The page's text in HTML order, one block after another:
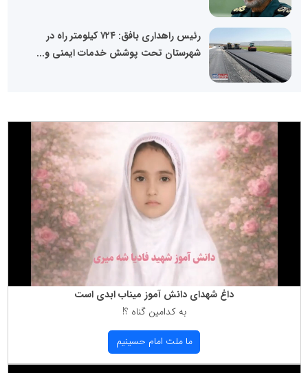
رئیس راهداری بافق: ۷۲۴ کیلومتر راه در
شهرستان تحت پوشش خدمات ایمنی و...
داغ شهدای دانش آموز میناب ابدی است
به كدامین گناه ؟!
ما ملت امام حسینیم